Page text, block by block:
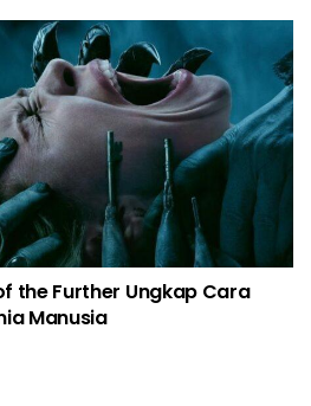
the Further Ungkap Cara
Manusia